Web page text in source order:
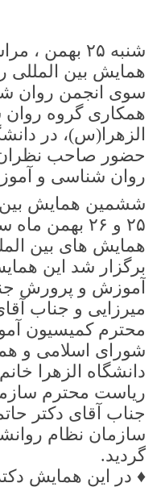
شنبه ۲۵
همایش بین المللی
سوی انجمن روان
همکاری گروه روان
الزهرا(س)، در
حضور صاحب
روان شناسی و
ششمین همایش بین
۲۵ و ۲۶ بهمن
همایش های بین
برگزار شد این
آموزش و پرورش
میرزایی و جناب
محترم کمیسیون
شورای اسلامی و
دانشگاه الزهرا
ریاست محترم
جناب آقای دکتر
سازمان نظام
گردید.
♦️ در این همایش